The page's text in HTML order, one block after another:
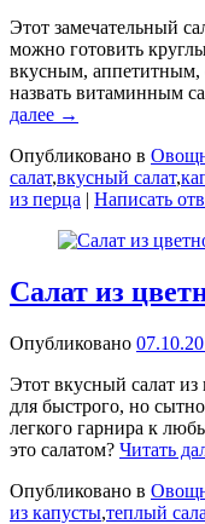
Этот замечательный
можно готовить
вкусным,
назвать витаминным
далее →
Опубликовано в
салат,вкусный салат,
из перца | Написать
Салат из
Опубликовано
Этот вкусный салат
для быстрого, но
легкого гарнира к
это салатом? Читать
Опубликовано в
из капусты,теплый